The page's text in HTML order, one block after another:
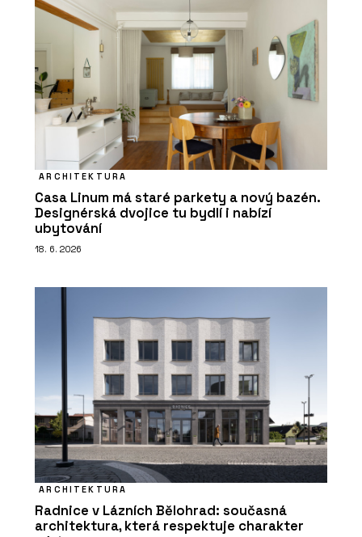
ARCHITEKTURA
Casa Linum má staré parkety a nový bazén.
Designérská dvojice tu bydlí i nabízí
ubytování
18. 6. 2026
ARCHITEKTURA
Radnice v Lázních Bělohrad: současná
architektura, která respektuje charakter